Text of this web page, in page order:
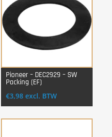
Login Voor Aankoop
Pioneer – DEC2929 – SW
Packing (EF)
€3,98 excl. BTW